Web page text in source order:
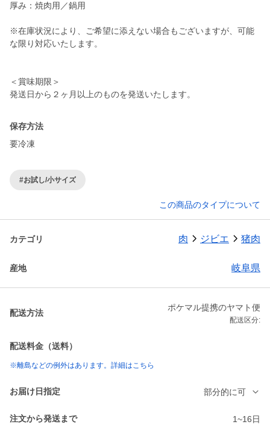
厚み：焼肉用／鍋用
※在庫状況により、ご希望に添えない場合もございますが、可能
な限り対応いたします。
＜賞味期限＞
保存方法
要冷凍
#お試し/小サイズ
この商品のタイプについて
カテゴリ 肉 ジビエ 猪肉
産地 岐阜県
配送方法
ポケマル提携のヤマト便
配送区分:
配送料金（送料）
※離島などの例外はあります。詳細はこちら
お届け日指定 部分的に可
注文から発送まで 1~16日